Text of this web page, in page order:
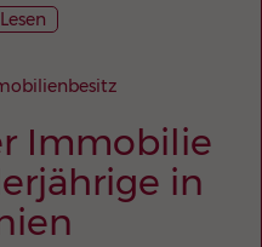
Immobilie
in